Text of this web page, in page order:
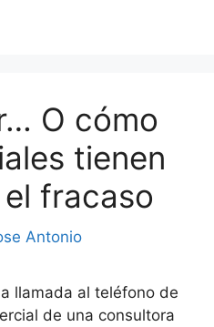
O cómo
tienen
fracaso
Antonio
llamada al teléfono de
de una consultora